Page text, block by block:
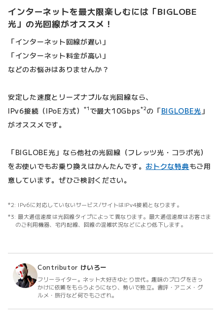
インターネットを最大限楽しむには「BIGLOBE
光」の光回線がオススメ！
「インターネット回線が遅い」
「インターネット料金が高い」
などのお悩みはありませんか？
安定した速度とリーズナブルな光回線なら、
IPv6接続（IPoE方式）
*1 で最大10Gbps*2の「BIGLOBE光 」
がオススメです。
「BIGLOBE光」なら他社の光回線（フレッツ光・コラボ光）
をお使いでもお乗り換えはかんたんです。おトクな特典もご用
意しています。ぜひご検討ください。
IPv6に対応していないサービス/サイトはIPv4接続となります。
最大通信速度は光回線タイプによって異なります。最大通信速度はお客さま
のご利用機器、宅内配線、回線の混雑状況などにより低下します。
Contributor けいろー
フリーライター。ネット大好きゆとり世代。趣味のブログをきっ
かけに依頼をもらうようになり、勢いで独立。書評・アニメ・グ
ルメ・旅行など何でもござれ。